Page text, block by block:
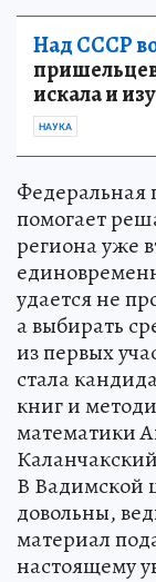
Над СССР
искала и
НАУКА
Федеральная
помогает
региона уже
удается не
а выбирать
из первых
стала
книг и
математики
В Вадимской
довольны,
материал
настоящему